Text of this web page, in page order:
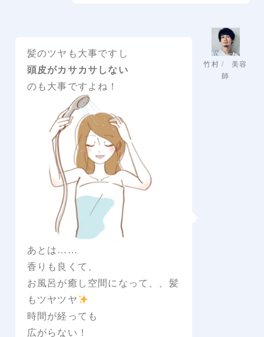
竹村 / 美容
師
髪のツヤも大事ですし
頭皮がカサカサしない
のも大事ですよね！
あとは……
香りも良くて、
お風呂が癒し空間になって、、髪
もツヤツヤ
時間が経っても
広がらない！